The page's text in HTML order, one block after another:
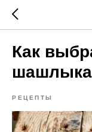
Как
шашлыка
РЕЦЕПТЫ